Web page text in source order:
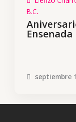
B.C.
Ensenada
septiembre